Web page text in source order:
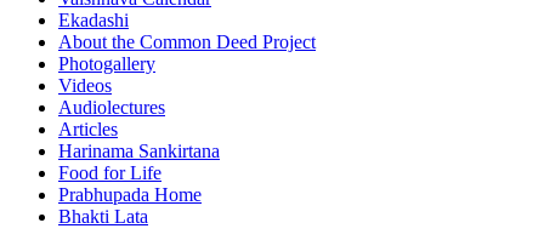
Ekadashi
About the Common Deed Project
Photogallery
Videos
Audiolectures
Articles
Harinama Sankirtana
Food for Life
Prabhupada Home
Bhakti Lata